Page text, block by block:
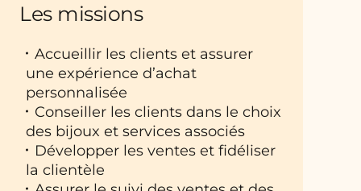
Les missions
Accueillir les clients et assurer
une expérience d’achat
personnalisée
Conseiller les clients dans le choix
des bijoux et services associés
Développer les ventes et fidéliser
la clientèle